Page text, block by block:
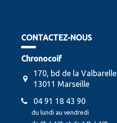
CONTACTEZ-NOUS
Chronocoif
170, bd de la Valbarelle
13011 Marseille
04 91 18 43 90
du lundi au vendredi